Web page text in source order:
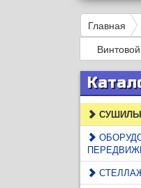
Главная